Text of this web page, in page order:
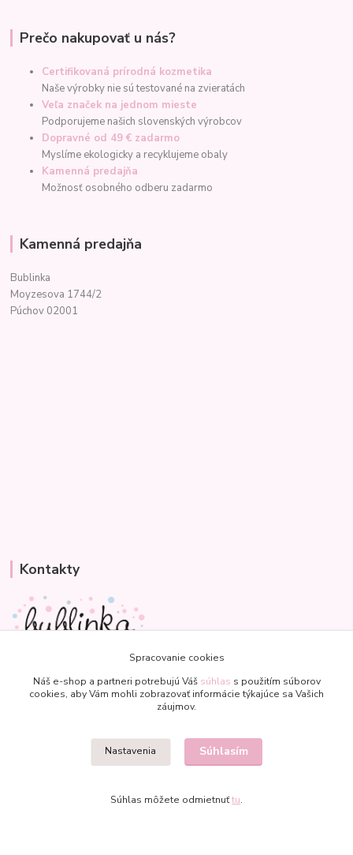
Prečo nakupovať u nás?
Certifikovaná prírodná kozmetika
Naše výrobky nie sú testované na zvieratách
Veľa značek na jednom mieste
Podporujeme našich slovenských výrobcov
Dopravné od 49 € zadarmo
Myslíme ekologicky a recyklujeme obaly
Kamenná predajňa
Možnosť osobného odberu zadarmo
Kamenná predajňa
Bublinka
Moyzesova 1744/2
Púchov 02001
Kontakty
+421 907 977 470
(Po-Pia, 8-18 hod.)
Spracovanie cookies
Náš e-shop a partneri potrebujú Váš súhlas s použitím súborov
cookies, aby Vám mohli zobrazovať informácie týkajúce sa Vašich
záujmov.
Nastavenia Súhlasím
Súhlas môžete odmietnuťtu.